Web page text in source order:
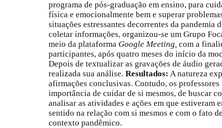
programa de pós-graduação em ensino, para
física e emocionalmente bem e superar
situações estressantes decorrentes da pandemia
coletar informações, organizou-se um Grupo
meio da plataforma Google Meeting, com a
participantes, após quatro meses do início da
Depois de textualizar as gravações de áudio
realizada sua análise. Resultados: A natureza
afirmações conclusivas. Contudo, os
importância de cuidar de si mesmos, de buscar
analisar as atividades e ações em que
sentido na relação com si mesmos e com o fato
contexto pandêmico.